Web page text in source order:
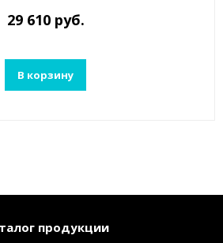
29 610 руб.
В корзину
продукции